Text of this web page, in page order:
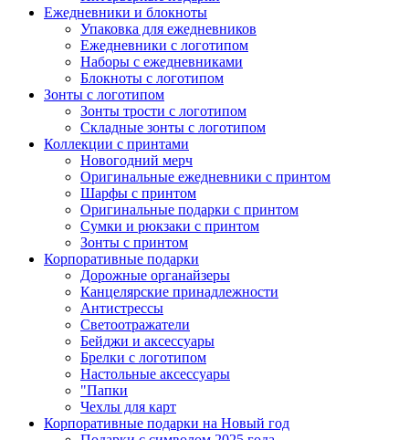
Ежедневники и блокноты
Упаковка для ежедневников
Ежедневники с логотипом
Наборы с ежедневниками
Блокноты с логотипом
Зонты с логотипом
Зонты трости с логотипом
Складные зонты с логотипом
Коллекции с принтами
Новогодний мерч
Оригинальные ежедневники с принтом
Шарфы с принтом
Оригинальные подарки с принтом
Сумки и рюкзаки с принтом
Зонты с принтом
Корпоративные подарки
Дорожные органайзеры
Канцелярские принадлежности
Антистрессы
Светоотражатели
Бейджи и аксессуары
Брелки с логотипом
Настольные аксессуары
"Папки
Чехлы для карт
Корпоративные подарки на Новый год